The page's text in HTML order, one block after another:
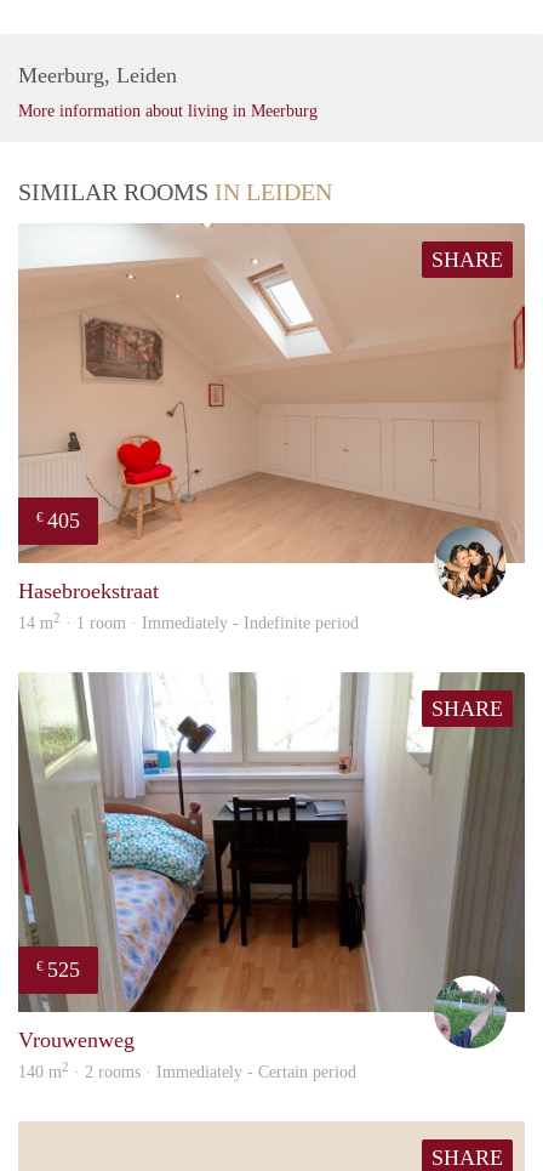
Meerburg, Leiden
More information about living in Meerburg
SIMILAR ROOMS IN LEIDEN
SHARE
€ 405
Hasebroekstraat
14 m2 · 1 room · Immediately - Indefinite period
SHARE
€ 525
Vrouwenweg
140 m2 · 2 rooms · Immediately - Certain period
SHARE